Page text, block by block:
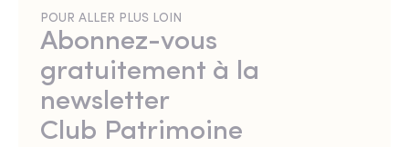
POUR ALLER PLUS LOIN
Abonnez-vous
gratuitement à la
newsletter
Club Patrimoine